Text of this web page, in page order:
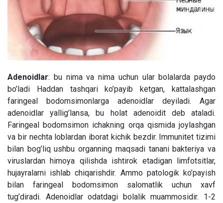
Adenoidlar: bu nima va nima uchun ular bolalarda paydo
bo’ladi Haddan tashqari ko’payib ketgan, kattalashgan
faringeal bodomsimonlarga adenoidlar deyiladi. Agar
adenoidlar yallig’lansa, bu holat adenoidit deb ataladi.
Faringeal bodomsimon ichakning orqa qismida joylashgan
va bir nechta loblardan iborat kichik bezdir. Immunitet tizimi
bilan bog’liq ushbu organning maqsadi tanani bakteriya va
viruslardan himoya qilishda ishtirok etadigan limfotsitlar,
hujayralarni ishlab chiqarishdir. Ammo patologik ko’payish
bilan faringeal bodomsimon salomatlik uchun xavf
tug’diradi. Adenoidlar odatdagi bolalik muammosidir. 1-2